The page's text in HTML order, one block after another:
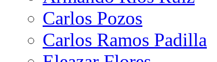
Carlos Pozos
Carlos Ramos Padilla